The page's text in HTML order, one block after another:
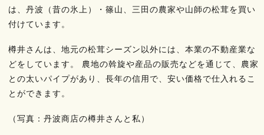
は、丹波（昔の氷上）・篠山、三田の農家や山師の松茸を買い
付けています。
樽井さんは、地元の松茸シーズン以外には、本業の不動産業な
どをしています。 農地の斡旋や産品の販売などを通じて、農家
との太いパイプがあり、長年の信用で、安い価格で仕入れるこ
とができます。
（写真：丹波商店の樽井さんと私）